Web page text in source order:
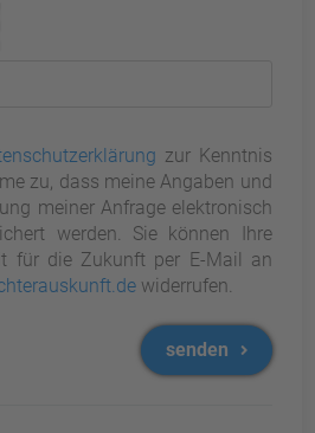
zur Kenntnis
zu, dass meine Angaben und
meiner Anfrage elektronisch
werden. Sie können Ihre
für die Zukunft per E-Mail an
widerrufen.
senden